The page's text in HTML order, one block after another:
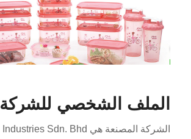
الملف الشخصي للشركة